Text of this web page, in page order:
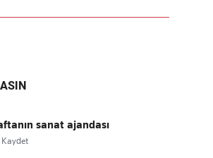
sanat ajandası
Kaydet